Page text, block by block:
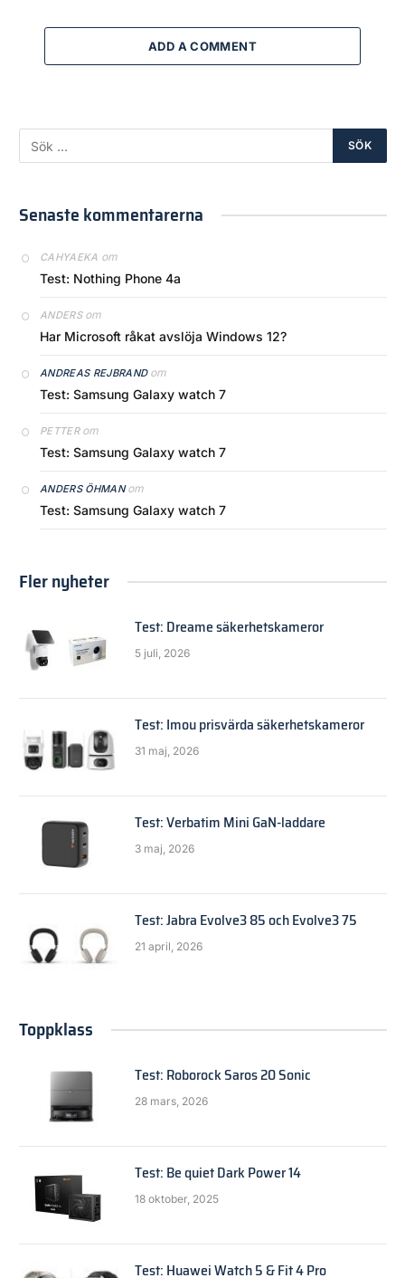
ADD A COMMENT
Senaste kommentarerna
CAHYAEKA om
Test: Nothing Phone 4a
ANDERSom
Har Microsoft råkat avslöja Windows 12?
ANDREAS REJBRANDom
Test: Samsung Galaxy watch 7
PETTERom
Test: Samsung Galaxy watch 7
ANDERS ÖHMANom
Test: Samsung Galaxy watch 7
Fler nyheter
Test: Dreame säkerhetskameror
5 juli, 2026
Test: Imou prisvärda säkerhetskameror
31 maj, 2026
Test: Verbatim Mini GaN-laddare
3 maj, 2026
Test: Jabra Evolve3 85 och Evolve3 75
21 april, 2026
Toppklass
Test: Roborock Saros 20 Sonic
28 mars, 2026
Test: Be quiet Dark Power 14
18 oktober, 2025
Test: Huawei Watch 5 & Fit 4 Pro